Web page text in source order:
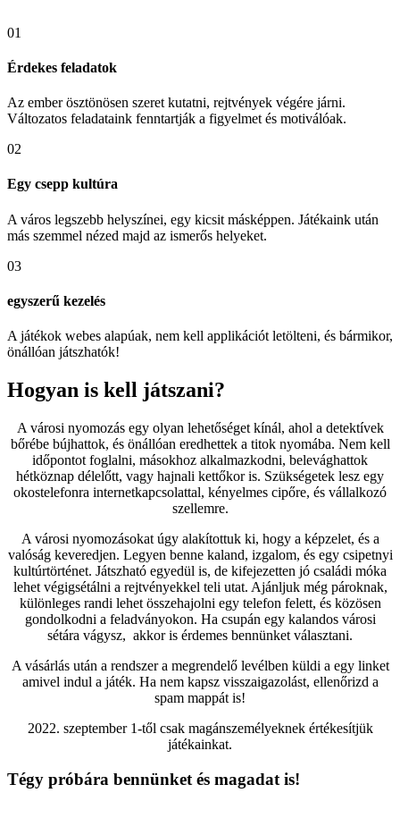
01
Érdekes feladatok
Az ember ösztönösen szeret kutatni, rejtvények végére járni.
Változatos feladataink fenntartják a figyelmet és motiválóak.
02
Egy csepp kultúra
A város legszebb helyszínei, egy kicsit másképpen. Játékaink után
más szemmel nézed majd az ismerős helyeket.
03
egyszerű kezelés
A játékok webes alapúak, nem kell applikációt letölteni, és bármikor,
önállóan játszhatók!
Hogyan is kell játszani?
A városi nyomozás egy olyan lehetőséget kínál, ahol a detektívek
bőrébe bújhattok, és önállóan eredhettek a titok nyomába. Nem kell
időpontot foglalni, másokhoz alkalmazkodni, belevághattok
hétköznap délelőtt, vagy hajnali kettőkor is. Szükségetek lesz egy
okostelefonra internetkapcsolattal, kényelmes cipőre, és vállalkozó
szellemre.
A városi nyomozásokat úgy alakítottuk ki, hogy a képzelet, és a
valóság keveredjen. Legyen benne kaland, izgalom, és egy csipetnyi
kultúrtörténet. Játszható egyedül is, de kifejezetten jó családi móka
lehet végigsétálni a rejtvényekkel teli utat. Ajánljuk még pároknak,
különleges randi lehet összehajolni egy telefon felett, és közösen
gondolkodni a feladványokon. Ha csupán egy kalandos városi
sétára vágysz, akkor is érdemes bennünket választani.
A vásárlás után a rendszer a megrendelő levélben küldi a egy linket
amivel indul a játék. Ha nem kapsz visszaigazolást, ellenőrizd a
spam mappát is!
2022. szeptember 1-től csak magánszemélyeknek értékesítjük
játékainkat.
Tégy próbára bennünket és magadat is!